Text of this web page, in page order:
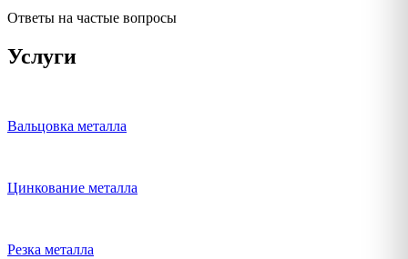
Ответы на частые вопросы
Услуги
Вальцовка металла
Цинкование металла
Резка металла